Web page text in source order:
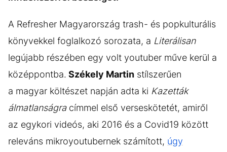
A Refresher Magyarország trash- és popkulturális
könyvekkel foglalkozó sorozata, a Literálisan
legújabb részében egy volt youtuber műve kerül a
középpontba. Székely Martin stílszerűen
a magyar költészet napján adta ki Kazetták
álmatlanságracímmel első verseskötetét, amiről
az egykori videós, aki 2016 és a Covid19 között
releváns mikroyoutubernek számított, úgy